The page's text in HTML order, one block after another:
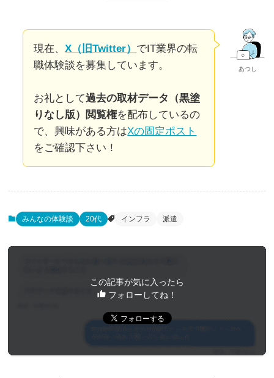
あつし
現在、X（旧Twitter） でIT業界の転
職体験談を募集しています。
お礼として過去の取材データ（黒塗
りなし版）閲覧権を配布しているの
で、興味がある方はXの固定ポスト
をご確認下さい！
みんなの体験談 20代 インフラ 派遣
この記事が気に入ったら
フォローしてね！